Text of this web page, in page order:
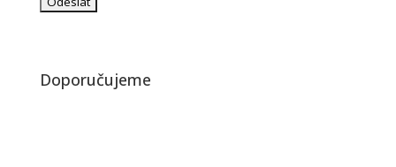
Doporučujeme